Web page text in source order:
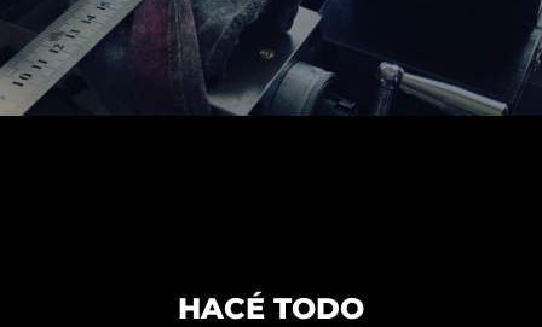
HACÉ TODO